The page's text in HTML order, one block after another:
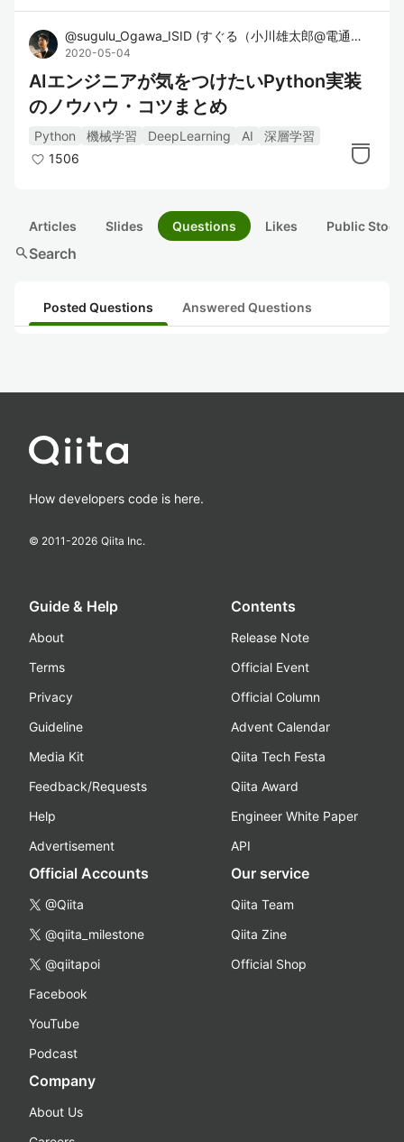
@sugulu_Ogawa_ISID (すぐる（小川雄太郎@電通国際情報サービスISID）
2020-05-04
AIエンジニアが気をつけたいPython実装
のノウハウ・コツまとめ
Python 機械学習 DeepLearning AI
深層学習
1506
Articles Slides Questions Likes Public
searchSearch
Posted Questions Answered Questions
How developers code is here.
© 2011-2026 Qiita Inc.
Guide & Help
About
Terms
Privacy
Guideline
Media Kit
Feedback/Requests
Help
Advertisement
Contents
Release Note
Official Event
Official Column
Advent Calendar
Qiita Tech Festa
Qiita Award
Engineer White Paper
API
Official Accounts
@Qiita
@qiita_milestone
@qiitapoi
Facebook
YouTube
Podcast
Our service
Qiita Team
Qiita Zine
Official Shop
Company
About Us